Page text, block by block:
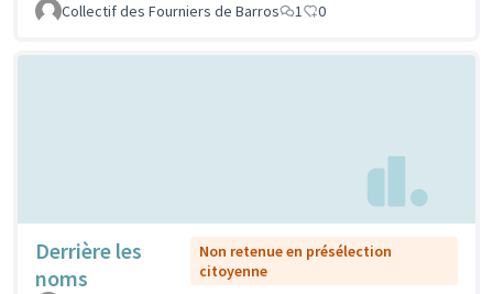
Collectif des Fourniers de Barros 1 0
Derrière les
noms
Non retenue en présélection
citoyenne